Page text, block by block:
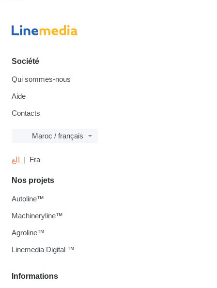
Société
Qui sommes-nous
Aide
Contacts
Maroc / français
الع Fra
Informations
Nos projets
Autoline™
Machineryline™
Agroline™
Linemedia Digital ™